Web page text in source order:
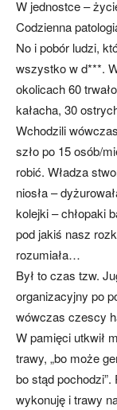
W jednostce –
Codzienna
No i pobór ludzi,
wszystko w d***.
okolicach 60
kałacha, 30
Wchodzili
szło po 15 osób/
robić. Władza
niosła –
kolejki – chłopaki
pod jakiś nasz
rozumiała…
Był to czas tzw.
organizacyjny po
wówczas czescy
W pamięci utkwił
trawy, „bo może
bo stąd
wykonuję i trawy